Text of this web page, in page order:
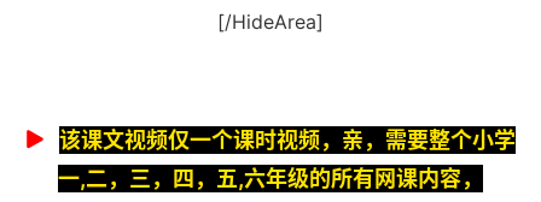
[/HideArea]
该课文视频仅一个课时视频，亲，需要整个小学
一,二，三，四，五,六年级的所有网课内容，